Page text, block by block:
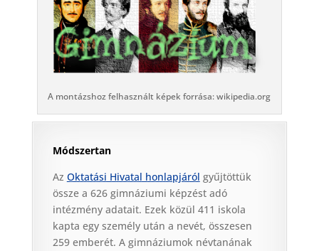
A montázshoz felhasznált képek forrása: wikipedia.org
Módszertan
Az Oktatási Hivatal honlapjáról gyűjtöttük
össze a 626 gimnáziumi képzést adó
intézmény adatait. Ezek közül 411 iskola
kapta egy személy után a nevét, összesen
259 emberét. A gimnáziumok névtanának